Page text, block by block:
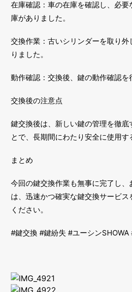
在庫確認：車の在庫を確認し、必
庫がありました。
交換作業：古いシリンダーを取り
りました。
動作確認：交換後、鍵の動作確認
交換後の注意点
鍵交換後は、新しい鍵の管理を徹
とで、長期間にわたり安全に使用
まとめ
今回の鍵交換作業も無事に完了し
は、迅速かつ確実な鍵交換サービ
ください。
#鍵交換 #鍵紛失 #ユーシン